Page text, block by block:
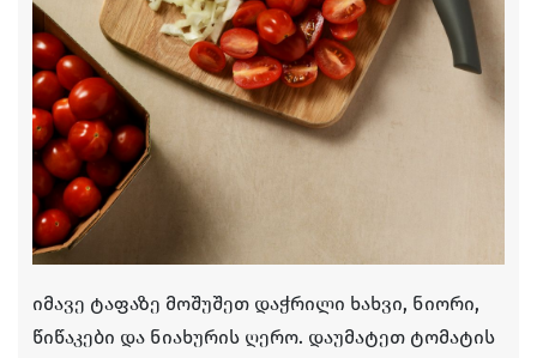
იმავე ტაფაზე მოშუშეთ დაჭრილი ხახვი, ნიორი,
წიწაკები და ნიახურის ღერო. დაუმატეთ ტომატის